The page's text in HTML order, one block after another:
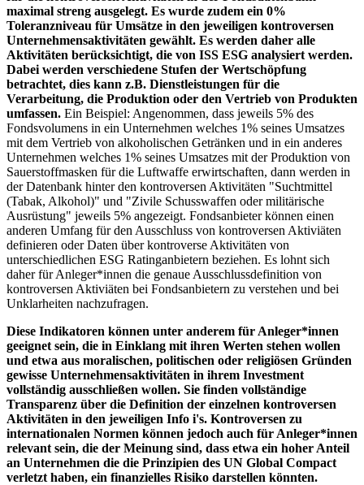
maximal streng ausgelegt. Es wurde zudem ein 0%
Toleranzniveau für Umsätze in den jeweiligen kontroversen
Unternehmensaktivitäten gewählt. Es werden daher alle
Aktivitäten berücksichtigt, die von ISS ESG analysiert werden.
Dabei werden verschiedene Stufen der Wertschöpfung
betrachtet, dies kann z.B. Dienstleistungen für die
Verarbeitung, die Produktion oder den Vertrieb von Produkten
umfassen. Ein Beispiel: Angenommen, dass jeweils 5% des
Fondsvolumens in ein Unternehmen welches 1% seines Umsatzes
mit dem Vertrieb von alkoholischen Getränken und in ein anderes
Unternehmen welches 1% seines Umsatzes mit der Produktion von
Sauerstoffmasken für die Luftwaffe erwirtschaften, dann werden in
der Datenbank hinter den kontroversen Aktivitäten "Suchtmittel
(Tabak, Alkohol)" und "Zivile Schusswaffen oder militärische
Ausrüstung" jeweils 5% angezeigt. Fondsanbieter können einen
anderen Umfang für den Ausschluss von kontroversen Aktiviäten
definieren oder Daten über kontroverse Aktivitäten von
unterschiedlichen ESG Ratinganbietern beziehen. Es lohnt sich
daher für Anleger*innen die genaue Ausschlussdefinition von
kontroversen Aktiviäten bei Fondsanbietern zu verstehen und bei
Unklarheiten nachzufragen.
Diese Indikatoren können unter anderem für Anleger*innen
geeignet sein, die in Einklang mit ihren Werten stehen wollen
und etwa aus moralischen, politischen oder religiösen Gründen
gewisse Unternehmensaktivitäten in ihrem Investment
vollständig ausschließen wollen. Sie finden vollständige
Transparenz über die Definition der einzelnen kontroversen
Aktivitäten in den jeweiligen Info i's. Kontroversen zu
internationalen Normen können jedoch auch für Anleger*innen
relevant sein, die der Meinung sind, dass etwa ein hoher Anteil
an Unternehmen die die Prinzipien des UN Global Compact
verletzt haben, ein finanzielles Risiko darstellen könnten.